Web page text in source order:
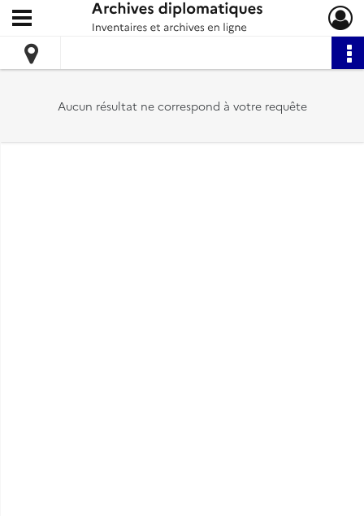
Archives diplomatiques
Ouvrir le menu déroulant
Aucun résultat ne correspond à votre requête